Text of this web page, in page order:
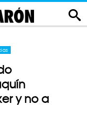
y no a